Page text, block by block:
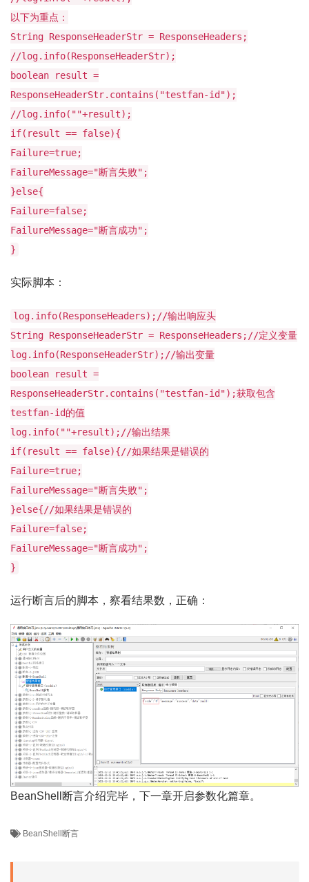
以下为重点：
String ResponseHeaderStr = ResponseHeaders;
//log.info(ResponseHeaderStr);
boolean result =
ResponseHeaderStr.contains("testfan-id");
//log.info(""+result);
if(result == false){
Failure=true;
FailureMessage="断言失败";
}else{
Failure=false;
FailureMessage="断言成功";
}
实际脚本：
log.info(ResponseHeaders);//输出响应头
String ResponseHeaderStr = ResponseHeaders;//定义变量
log.info(ResponseHeaderStr);//输出变量
boolean result =
ResponseHeaderStr.contains("testfan-id");获取包含
testfan-id的值
log.info(""+result);//输出结果
if(result == false){//如果结果是错误的
Failure=true;
FailureMessage="断言失败";
}else{//如果结果是错误的
Failure=false;
FailureMessage="断言成功";
}
运行断言后的脚本，察看结果数，正确：
BeanShell断言介绍完毕，下一章开启参数化篇章。
BeanShell断言